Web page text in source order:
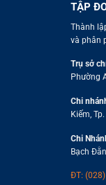
TẬP
Thành
và phân
Trụ sở
Phường
Chi
Kiếm,
Chi
Bạch
ĐT: